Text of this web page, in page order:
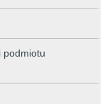
podmiotu